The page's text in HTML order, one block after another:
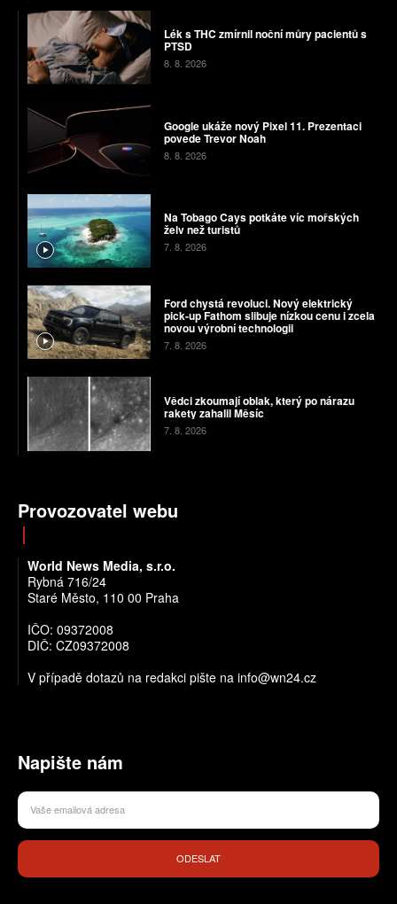
Lék s THC zmírnil noční můry pacientů s
PTSD
8. 8. 2026
Google ukáže nový Pixel 11. Prezentaci
povede Trevor Noah
8. 8. 2026
Na Tobago Cays potkáte víc mořských
želv než turistů
7. 8. 2026
Ford chystá revoluci. Nový elektrický
pick-up Fathom slibuje nízkou cenu i zcela
novou výrobní technologii
7. 8. 2026
Vědci zkoumají oblak, který po nárazu
rakety zahalil Měsíc
7. 8. 2026
Provozovatel webu
World News Media, s.r.o.
Rybná 716/24
Staré Město, 110 00 Praha
IČO: 09372008
DIČ: CZ09372008
V případě dotazů na redakci pište na info@wn24.cz
Napište nám
ODESLAT